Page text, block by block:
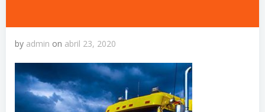
by admin on abril 23, 2020